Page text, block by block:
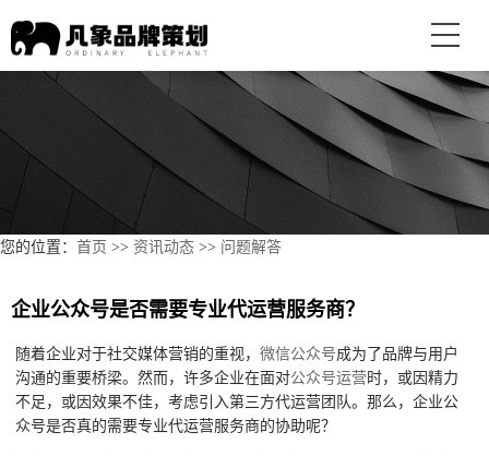
您的位置： 首页 >> 资讯动态 >> 问题解答
企业公众号是否需要专业代运营服务商？
随着企业对于社交媒体营销的重视，微信公众号成为了品牌与用户
沟通的重要桥梁。然而，许多企业在面对公众号运营 时，或因精力
不足，或因效果不佳，考虑引入第三方代运营团队。那么，企业公
众号是否真的需要专业代运营服务商的协助呢？